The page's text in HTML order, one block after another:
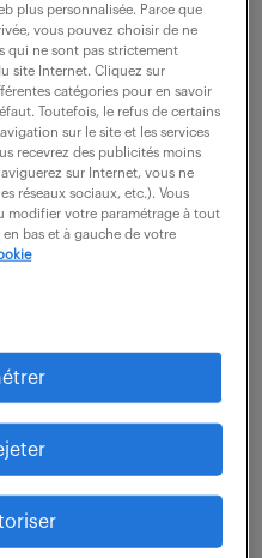
en
besoin d'un référent
fois le terrain et la
ci-dessous les...
4 mois
exigences relatives aux
de fabrication et
plus personnalisée. Parce que
vous pouvez choisir de ne
qui ne sont pas strictement
site Internet. Cliquez sur
catégories pour en savoir
Toutefois, le refus de certains
sur le site et les services
recevrez des publicités moins
sur Internet, vous ne
réseaux sociaux, etc.). Vous
modifier votre paramétrage à tout
bas et à gauche de votre